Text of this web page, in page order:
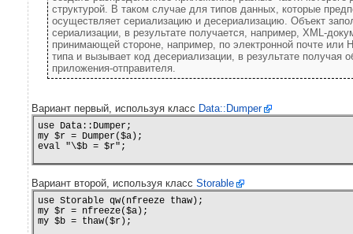
структурой. В таком случае для типов данных, которые
осуществляет сериализацию и десериализацию. Объект
сериализации, в результате получается, например, XML-
принимающей стороне, например, по электронной почте или
типа и вызывает код десериализации, в результате
приложения-отправителя.
Вариант первый, используя класс Data::Dumper
use Data::Dumper;
my $r = Dumper($a);
eval "\$b = $r";
Вариант второй, используя класс Storable
use Storable qw(nfreeze thaw);
my $r = nfreeze($a);
my $b = thaw($r);